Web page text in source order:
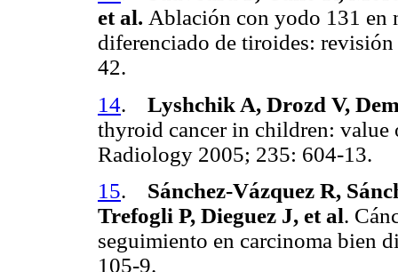
et al. Ablación con yodo 131 en
diferenciado de tiroides:
42.
14. Lyshchik A, Drozd V,
thyroid cancer in children: value
Radiology 2005; 235: 604-13.
15. Sánchez-Vázquez R,
Trefogli P, Dieguez J, et al.
seguimiento en carcinoma bien
105-9.